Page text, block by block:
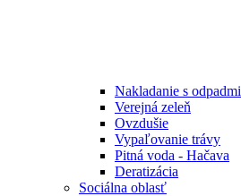
Nakladanie s odpadmi
Verejná zeleň
Ovzdušie
Vypaľovanie trávy
Pitná voda - Hačava
Deratizácia
Sociálna oblasť